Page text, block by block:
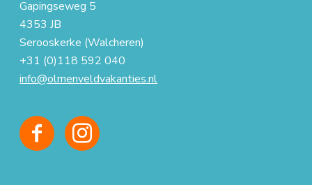
Gapingseweg 5
4353 JB
Serooskerke (Walcheren)
+31 (0)118 592 040
info@olmenveldvakanties.nl